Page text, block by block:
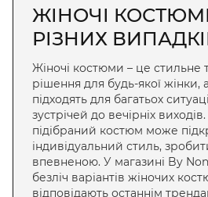
ЖІНОЧІ
РІЗНИХ
Жіночі костюми – це стильне
рішення для будь-якої жінки,
підходять для багатьох
зустрічей до вечірніх
підібраний костюм може
індивідуальний стиль,
впевненою. У магазині By
безліч варіантів жіночих
відповідають останнім